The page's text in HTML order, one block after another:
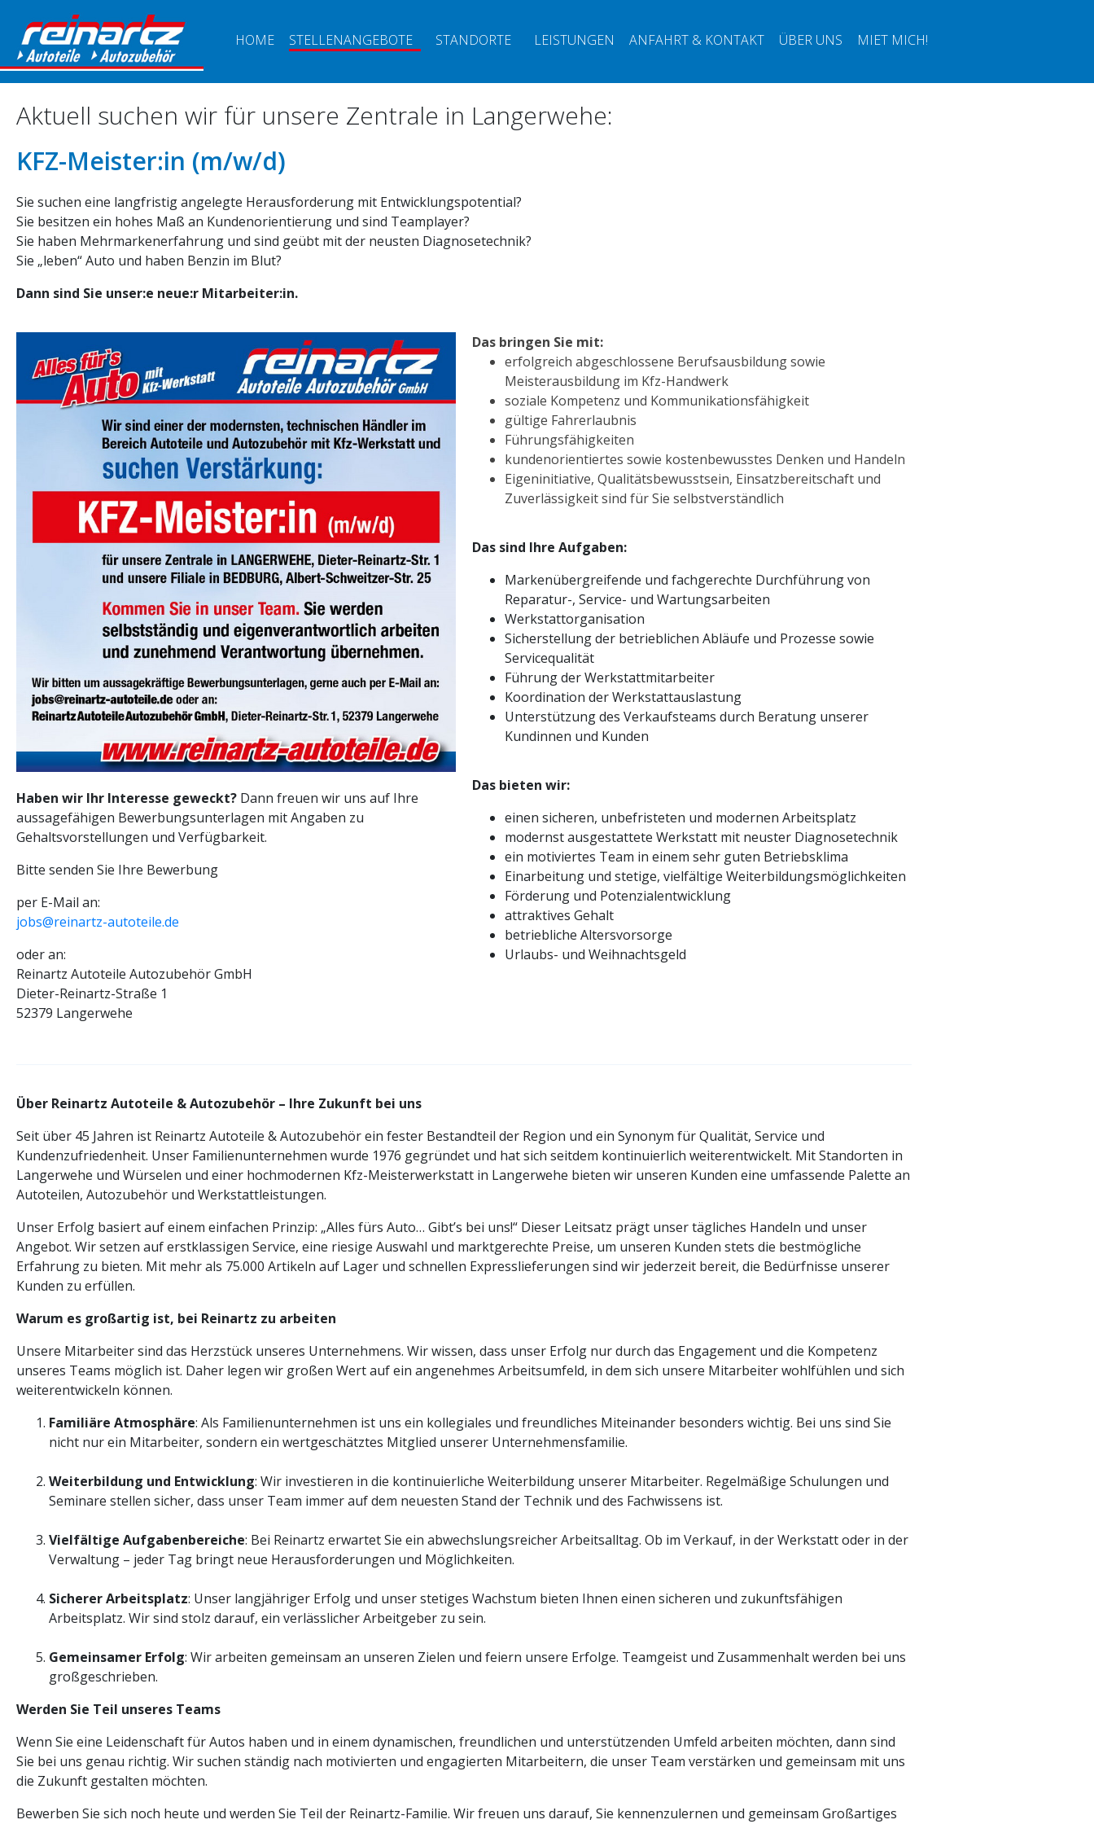
HOME STELLENANGEBOTE STANDORTE LEISTUNGEN ANFAHRT & KONTAKT ÜBER UNS MIET MICH!
Aktuell suchen wir für unsere Zentrale in Langerwehe:
KFZ-Meister:in (m/w/d)
Sie suchen eine langfristig angelegte Herausforderung mit Entwicklungspotential?
Sie besitzen ein hohes Maß an Kundenorientierung und sind Teamplayer?
Sie haben Mehrmarkenerfahrung und sind geübt mit der neusten Diagnosetechnik?
Sie „leben“ Auto und haben Benzin im Blut?
Dann sind Sie unser:e neue:r Mitarbeiter:in.
Haben wir Ihr Interesse geweckt? Dann freuen wir uns auf Ihre
aussagefähigen Bewerbungsunterlagen mit Angaben zu
Gehaltsvorstellungen und Verfügbarkeit.
Bitte senden Sie Ihre Bewerbung
per E-Mail an:
jobs@reinartz-autoteile.de
oder an:
Reinartz Autoteile Autozubehör GmbH
Dieter-Reinartz-Straße 1
52379 Langerwehe
Das bringen Sie mit:
erfolgreich abgeschlossene Berufsausbildung sowie
Meisterausbildung im Kfz-Handwerk
soziale Kompetenz und Kommunikationsfähigkeit
gültige Fahrerlaubnis
Führungsfähigkeiten
kundenorientiertes sowie kostenbewusstes Denken und Handeln
Eigeninitiative, Qualitätsbewusstsein, Einsatzbereitschaft und
Zuverlässigkeit sind für Sie selbstverständlich
Das sind Ihre Aufgaben:
Markenübergreifende und fachgerechte Durchführung von
Reparatur-, Service- und Wartungsarbeiten
Werkstattorganisation
Sicherstellung der betrieblichen Abläufe und Prozesse sowie
Servicequalität
Führung der Werkstattmitarbeiter
Koordination der Werkstattauslastung
Unterstützung des Verkaufsteams durch Beratung unserer
Kundinnen und Kunden
Das bieten wir:
einen sicheren, unbefristeten und modernen Arbeitsplatz
modernst ausgestattete Werkstatt mit neuster Diagnosetechnik
ein motiviertes Team in einem sehr guten Betriebsklima
Einarbeitung und stetige, vielfältige Weiterbildungsmöglichkeiten
Förderung und Potenzialentwicklung
attraktives Gehalt
betriebliche Altersvorsorge
Urlaubs- und Weihnachtsgeld
Über Reinartz Autoteile & Autozubehör – Ihre Zukunft bei uns
Seit über 45 Jahren ist Reinartz Autoteile & Autozubehör ein fester Bestandteil der Region und ein Synonym für Qualität, Service und
Kundenzufriedenheit. Unser Familienunternehmen wurde 1976 gegründet und hat sich seitdem kontinuierlich weiterentwickelt. Mit Standorten in
Langerwehe und Würselen und einer hochmodernen Kfz-Meisterwerkstatt in Langerwehe bieten wir unseren Kunden eine umfassende Palette an
Autoteilen, Autozubehör und Werkstattleistungen.
Unser Erfolg basiert auf einem einfachen Prinzip: „Alles fürs Auto… Gibt’s bei uns!“ Dieser Leitsatz prägt unser tägliches Handeln und unser
Angebot. Wir setzen auf erstklassigen Service, eine riesige Auswahl und marktgerechte Preise, um unseren Kunden stets die bestmögliche
Erfahrung zu bieten. Mit mehr als 75.000 Artikeln auf Lager und schnellen Expresslieferungen sind wir jederzeit bereit, die Bedürfnisse unserer
Kunden zu erfüllen.
Warum es großartig ist, bei Reinartz zu arbeiten
Unsere Mitarbeiter sind das Herzstück unseres Unternehmens. Wir wissen, dass unser Erfolg nur durch das Engagement und die Kompetenz
unseres Teams möglich ist. Daher legen wir großen Wert auf ein angenehmes Arbeitsumfeld, in dem sich unsere Mitarbeiter wohlfühlen und sich
weiterentwickeln können.
Familiäre Atmosphäre: Als Familienunternehmen ist uns ein kollegiales und freundliches Miteinander besonders wichtig. Bei uns sind Sie
nicht nur ein Mitarbeiter, sondern ein wertgeschätztes Mitglied unserer Unternehmensfamilie.
Weiterbildung und Entwicklung: Wir investieren in die kontinuierliche Weiterbildung unserer Mitarbeiter. Regelmäßige Schulungen und
Seminare stellen sicher, dass unser Team immer auf dem neuesten Stand der Technik und des Fachwissens ist.
Vielfältige Aufgabenbereiche: Bei Reinartz erwartet Sie ein abwechslungsreicher Arbeitsalltag. Ob im Verkauf, in der Werkstatt oder in der
Verwaltung – jeder Tag bringt neue Herausforderungen und Möglichkeiten.
Sicherer Arbeitsplatz: Unser langjähriger Erfolg und unser stetiges Wachstum bieten Ihnen einen sicheren und zukunftsfähigen
Arbeitsplatz. Wir sind stolz darauf, ein verlässlicher Arbeitgeber zu sein.
Gemeinsamer Erfolg: Wir arbeiten gemeinsam an unseren Zielen und feiern unsere Erfolge. Teamgeist und Zusammenhalt werden bei uns
großgeschrieben.
Werden Sie Teil unseres Teams
Wenn Sie eine Leidenschaft für Autos haben und in einem dynamischen, freundlichen und unterstützenden Umfeld arbeiten möchten, dann sind
Sie bei uns genau richtig. Wir suchen ständig nach motivierten und engagierten Mitarbeitern, die unser Team verstärken und gemeinsam mit uns
die Zukunft gestalten möchten.
Bewerben Sie sich noch heute und werden Sie Teil der Reinartz-Familie. Wir freuen uns darauf, Sie kennenzulernen und gemeinsam Großartiges